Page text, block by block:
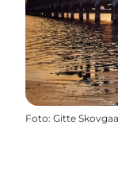
Foto: Gitte